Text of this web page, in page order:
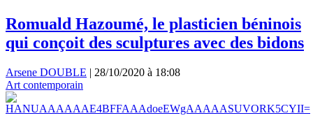
Romuald Hazoumé, le plasticien béninois
qui conçoit des sculptures avec des bidons
Arsene DOUBLE | 28/10/2020 à 18:08
Art contemporain